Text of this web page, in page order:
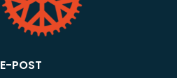
E-POST